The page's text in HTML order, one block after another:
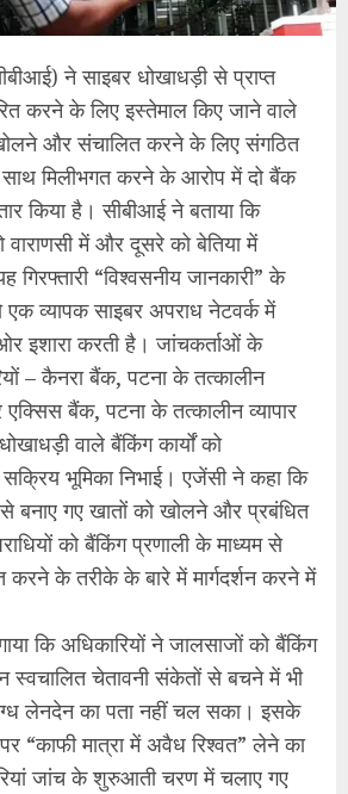
ने साइबर धोखाधड़ी से प्राप्त
करने के लिए इस्तेमाल किए जाने वाले
और संचालित करने के लिए संगठित
साथ मिलीभगत करने के आरोप में दो बैंक
किया है। सीबीआई ने बताया कि
में और दूसरे को बेतिया में
गिरफ्तारी “विश्वसनीय जानकारी” के
व्यापक साइबर अपराध नेटवर्क में
इशारा करती है। जांचकर्ताओं के
– कैनरा बैंक, पटना के तत्कालीन
बैंक, पटना के तत्कालीन व्यापार
वाले बैंकिंग कार्यों को
भूमिका निभाई। एजेंसी ने कहा कि
से बनाए गए खातों को खोलने और प्रबंधित
को बैंकिंग प्रणाली के माध्यम से
करने के तरीके के बारे में मार्गदर्शन करने में
कि अधिकारियों ने जालसाजों को बैंकिंग
स्वचालित चेतावनी संकेतों से बचने में भी
लेनदेन का पता नहीं चल सका। इसके
“काफी मात्रा में अवैध रिश्वत” लेने का
जांच के शुरुआती चरण में चलाए गए